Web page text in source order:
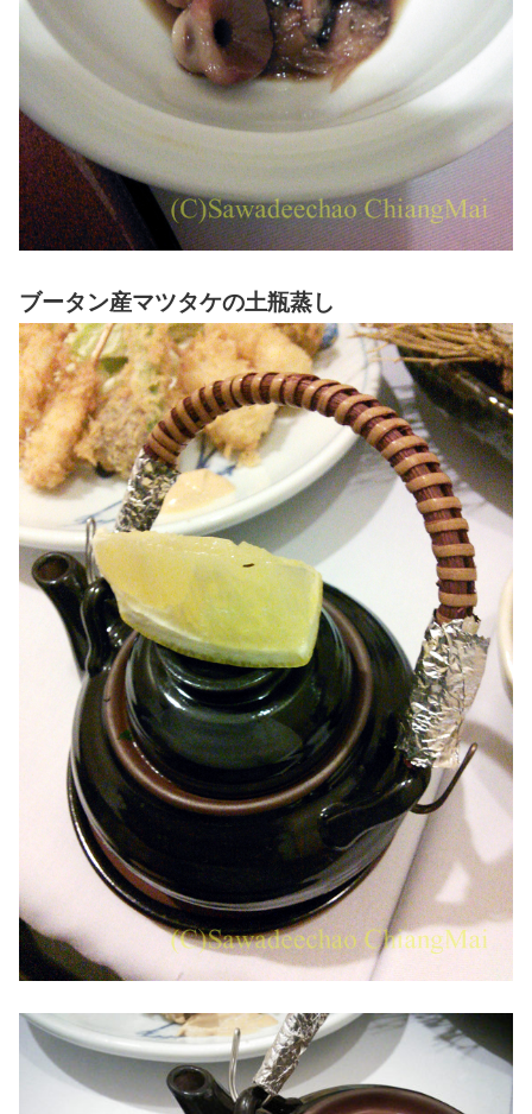
ブータン産マツタケの土瓶蒸し